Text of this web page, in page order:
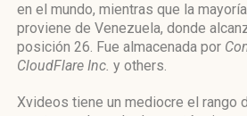
en el mundo, mientras que la
proviene de Venezuela, donde
posición 26. Fue almacenada por
CloudFlare Inc. y others.
Xvideos tiene un mediocre el rango